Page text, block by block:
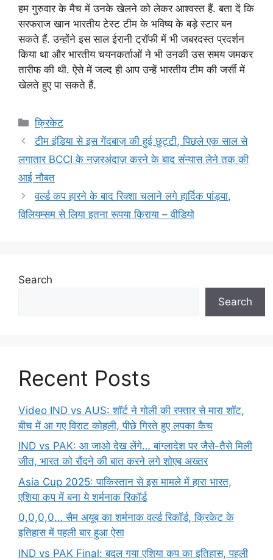
हम गुरुवार के मैच में उनके खेलने को लेकर आश्वस्त हैं. बता दें कि
सरफराज खान भारतीय टेस्ट टीम के भविष्य के बड़े स्टार बन
सकते हैं. उन्होंने इस साल ईरानी ट्रॉफी में भी जबरदस्त प्रदर्शन
किया था और भारतीय चयनकर्ताओं ने भी उनकी उस समय जमकर
तारीफ की थी. ऐसे में जल्द ही आप उन्हें भारतीय टीम की जर्सी में
खेलते हुए पा सकते हैं.
Categories
क्रिकेट
टीम इंडिया से इस गेंदबाज़ की हुई छुट्टी, पिछले एक साल से
लगातार BCCI के नज़रअंदाज़ करने के बाद संन्यास लेने तक की
आई नौबत
वर्ल्ड कप हारने के बाद रिक्शा चलाने लगे हार्दिक पांड्या,
विलियम्सम से लिया इतना रूपया किराया – वीडियो
Search
Search
Recent Posts
Video IND vs AUS: शॉर्ट ने गोली की रफ्तार से मारा शॉट,
बीच में आ गए विराट कोहली, पीछे गिरते हुए लपका कैच
IND vs PAK: आ जाओ देख लेंगे… बांग्लादेश पर जैसे-तैसे मिली
जीत, भारत को रौंदने की बात करने लगे शोएब अख्तर
Asia Cup 2025: पाकिस्तान से इस मामले में हारा भारत,
एशिया कप में बना ये शर्मनाक रिकॉर्ड
0,0,0,0… सैम अयूब का शर्मनाक वर्ल्ड रिकॉर्ड, क्रिकेट के
इतिहास में पहली बार हुआ ऐसा
IND vs PAK Final: बदल गया एशिया कप का इतिहास, पहली